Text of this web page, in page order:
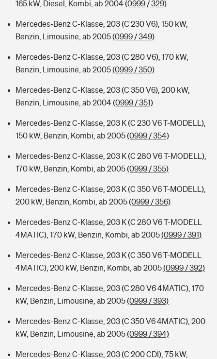
165 kW, Diesel, Kombi, ab 2004(0999 / 329)
Mercedes-Benz C-Klasse, 203 (C 230 V6), 150 kW,
Benzin, Limousine, ab 2005(0999 / 349)
Mercedes-Benz C-Klasse, 203 (C 280 V6), 170 kW,
Benzin, Limousine, ab 2005(0999 / 350)
Mercedes-Benz C-Klasse, 203 (C 350 V6), 200 kW,
Benzin, Limousine, ab 2004(0999 / 351)
Mercedes-Benz C-Klasse, 203 K (C 230 V6 T-MODELL),
150 kW, Benzin, Kombi, ab 2005(0999 / 354)
Mercedes-Benz C-Klasse, 203 K (C 280 V6 T-MODELL),
170 kW, Benzin, Kombi, ab 2005(0999 / 355)
Mercedes-Benz C-Klasse, 203 K (C 350 V6 T-MODELL),
200 kW, Benzin, Kombi, ab 2005(0999 / 356)
Mercedes-Benz C-Klasse, 203 K (C 280 V6 T-MODELL
4MATIC), 170 kW, Benzin, Kombi, ab 2005(0999 / 391)
Mercedes-Benz C-Klasse, 203 K (C 350 V6 T-MODELL
4MATIC), 200 kW, Benzin, Kombi, ab 2005(0999 / 392)
Mercedes-Benz C-Klasse, 203 (C 280 V6 4MATIC), 170
kW, Benzin, Limousine, ab 2005(0999 / 393)
Mercedes-Benz C-Klasse, 203 (C 350 V6 4MATIC), 200
kW, Benzin, Limousine, ab 2005(0999 / 394)
Mercedes-Benz C-Klasse, 203 (C 200 CDI), 75 kW,